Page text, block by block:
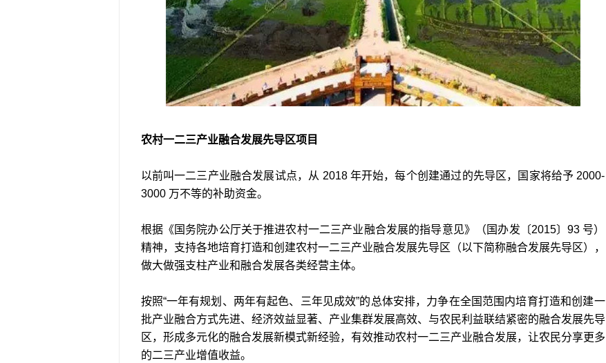
农村一二三产业融合发展先导区项目
以前叫一二三产业融合发展试点，从 2018 年开始，每个创建通过的先导区，国家将给予 2000-
3000 万不等的补助资金。
根据《国务院办公厅关于推进农村一二三产业融合发展的指导意见》（国办发〔2015〕93 号）
精神，支持各地培育打造和创建农村一二三产业融合发展先导区（以下简称融合发展先导区），
做大做强支柱产业和融合发展各类经营主体。
按照“一年有规划、两年有起色、三年见成效”的总体安排，力争在全国范围内培育打造和创建一
批产业融合方式先进、经济效益显著、产业集群发展高效、与农民利益联结紧密的融合发展先导
区，形成多元化的融合发展新模式新经验，有效推动农村一二三产业融合发展，让农民分享更多
的二三产业增值收益。